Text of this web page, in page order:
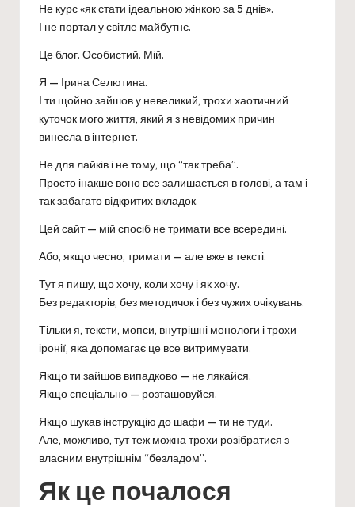
Не курс «як стати ідеальною жінкою за 5 днів».
І не портал у світле майбутнє.
Це блог. Особистий. Мій.
Я — Ірина Селютина.
І ти щойно зайшов у невеликий, трохи хаотичний
куточок мого життя, який я з невідомих причин
винесла в інтернет.
Не для лайків і не тому, що “так треба”.
Просто інакше воно все залишається в голові, а там і
так забагато відкритих вкладок.
Цей сайт — мій спосіб не тримати все всередині.
Або, якщо чесно, тримати — але вже в тексті.
Тут я пишу, що хочу, коли хочу і як хочу.
Без редакторів, без методичок і без чужих очікувань.
Тільки я, тексти, мопси, внутрішні монологи і трохи
іронії, яка допомагає це все витримувати.
Якщо ти зайшов випадково — не лякайся.
Якщо спеціально — розташовуйся.
Якщо шукав інструкцію до шафи — ти не туди.
Але, можливо, тут теж можна трохи розібратися з
власним внутрішнім “безладом”.
Як це почалося